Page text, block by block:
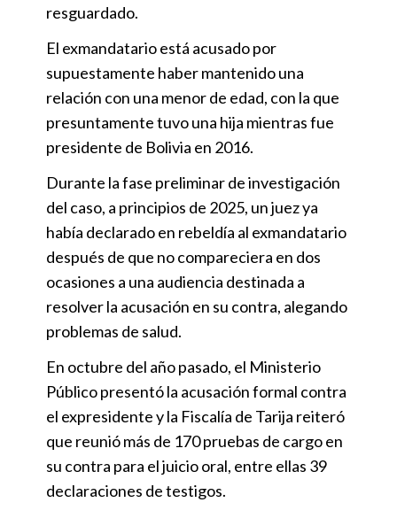
resguardado.
El exmandatario está acusado por
supuestamente haber mantenido una
relación con una menor de edad, con la que
presuntamente tuvo una hija mientras fue
presidente de Bolivia en 2016.
Durante la fase preliminar de investigación
del caso, a principios de 2025, un juez ya
había declarado en rebeldía al exmandatario
después de que no compareciera en dos
ocasiones a una audiencia destinada a
resolver la acusación en su contra, alegando
problemas de salud.
En octubre del año pasado, el Ministerio
Público presentó la acusación formal contra
el expresidente y la Fiscalía de Tarija reiteró
que reunió más de 170 pruebas de cargo en
su contra para el juicio oral, entre ellas 39
declaraciones de testigos.